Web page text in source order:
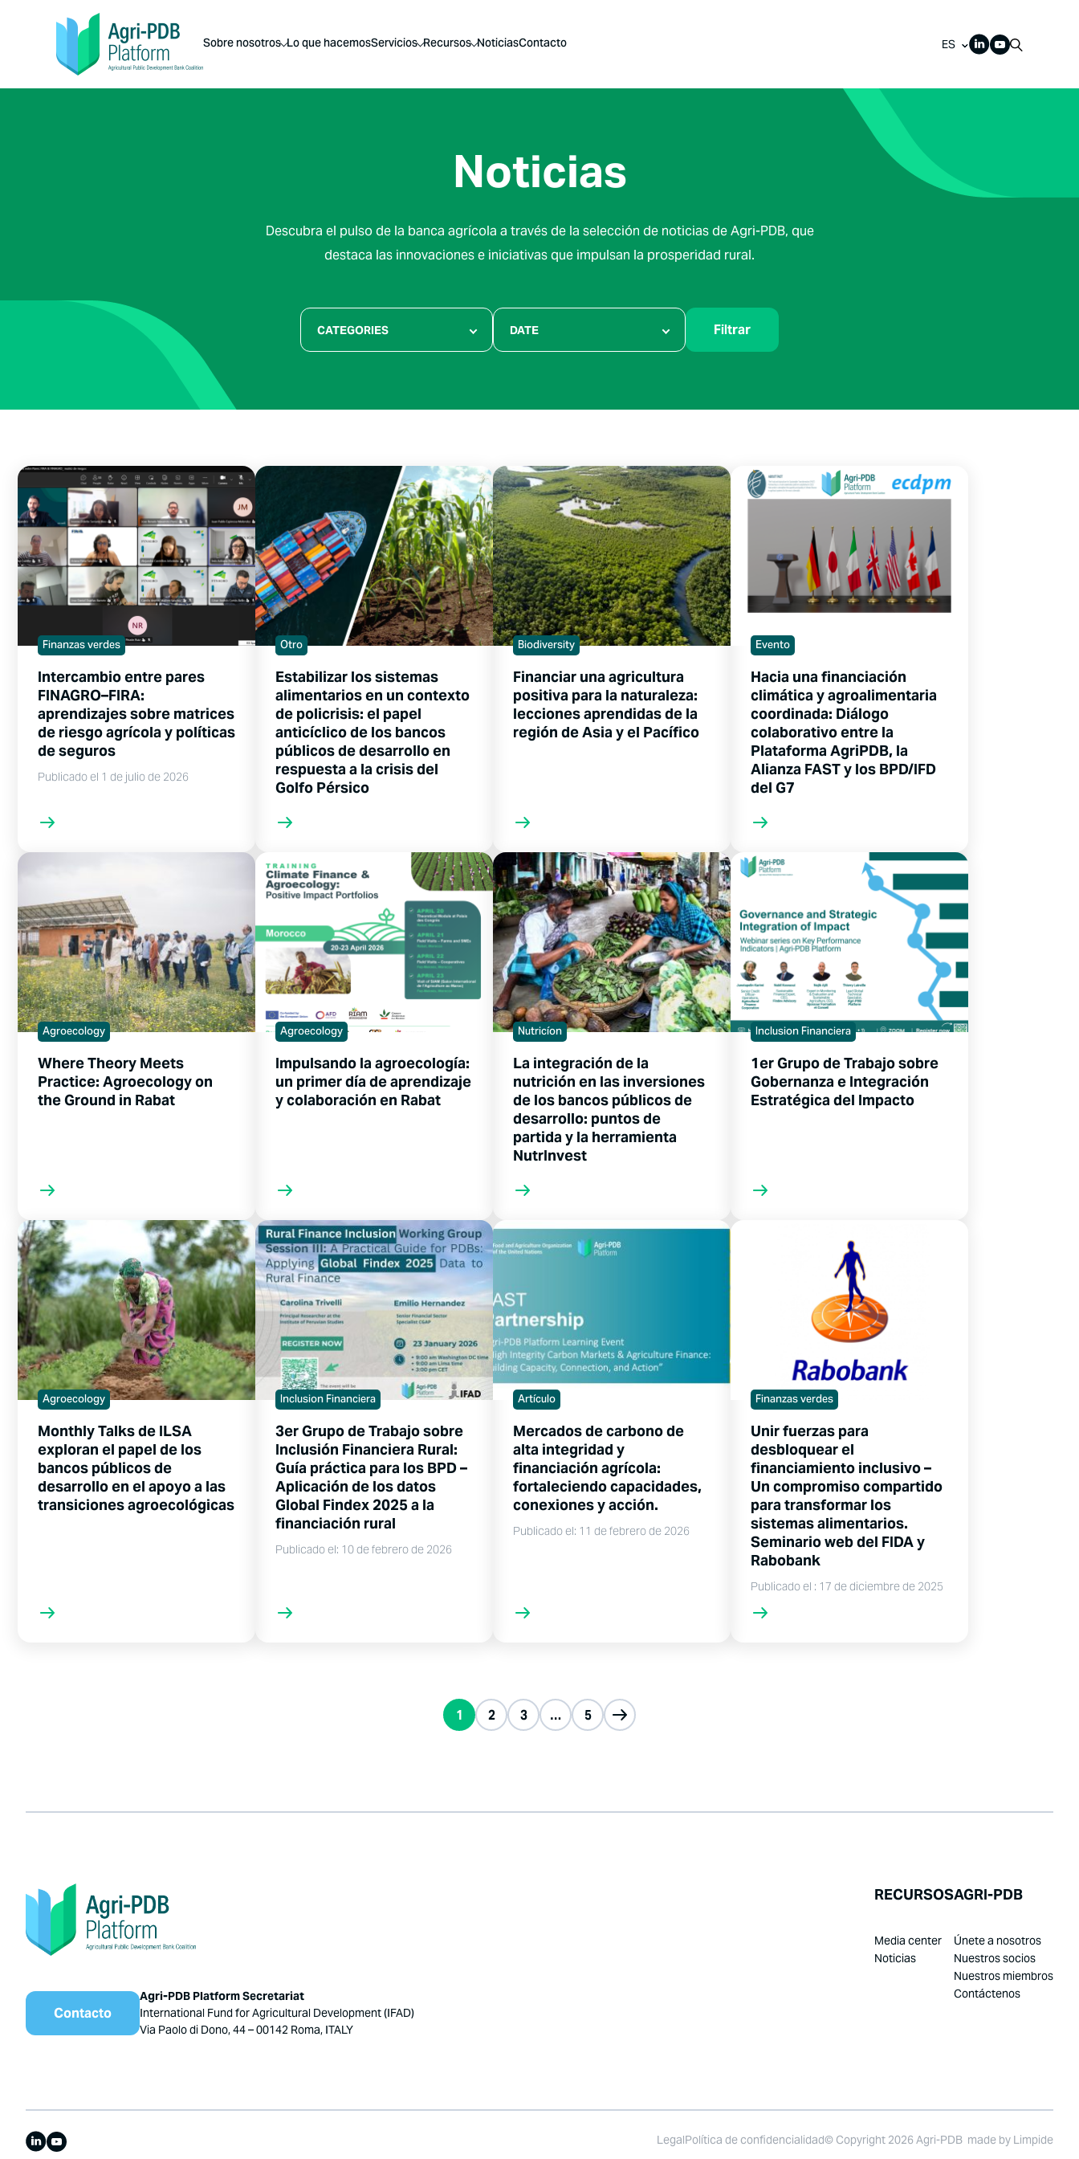
Sobre nosotros Lo que hacemosServicios Recursos NoticiasContacto ES
Noticias
Descubra el pulso de la banca agrícola a través de la selección de noticias de Agri-PDB, que
destaca las innovaciones e iniciativas que impulsan la prosperidad rural.
CATEGORIES DATE Filtrar
Finanzas verdes
Intercambio entre pares
FINAGRO–FIRA:
aprendizajes sobre matrices
de riesgo agrícola y políticas
de seguros
Publicado el 1 de julio de 2026
Otro
Estabilizar los sistemas
alimentarios en un contexto
de policrisis: el papel
anticíclico de los bancos
públicos de desarrollo en
respuesta a la crisis del
Golfo Pérsico
Biodiversity
Financiar una agricultura
positiva para la naturaleza:
lecciones aprendidas de la
región de Asia y el Pacífico
Evento
Hacia una financiación
climática y agroalimentaria
coordinada: Diálogo
colaborativo entre la
Plataforma AgriPDB, la
Alianza FAST y los BPD/IFD
del G7
Agroecology
Where Theory Meets
Practice: Agroecology on
the Ground in Rabat
Agroecology
Impulsando la agroecología:
un primer día de aprendizaje
y colaboración en Rabat
Nutricíon
La integración de la
nutrición en las inversiones
de los bancos públicos de
desarrollo: puntos de
partida y la herramienta
NutrInvest
Inclusion Financiera
1er Grupo de Trabajo sobre
Gobernanza e Integración
Estratégica del Impacto
Agroecology
Monthly Talks de ILSA
exploran el papel de los
bancos públicos de
desarrollo en el apoyo a las
transiciones agroecológicas
Inclusion Financiera
3er Grupo de Trabajo sobre
Inclusión Financiera Rural:
Guía práctica para los BPD –
Aplicación de los datos
Global Findex 2025 a la
financiación rural
Publicado el: 10 de febrero de 2026
Artículo
Mercados de carbono de
alta integridad y
financiación agrícola:
fortaleciendo capacidades,
conexiones y acción.
Publicado el: 11 de febrero de 2026
Finanzas verdes
Unir fuerzas para
desbloquear el
financiamiento inclusivo –
Un compromiso compartido
para transformar los
sistemas alimentarios.
Seminario web del FIDA y
Rabobank
Publicado el : 17 de diciembre de 2025
1 2 3 … 5
Contacto
Agri-PDB Platform Secretariat
International Fund for Agricultural Development (IFAD)
Via Paolo di Dono, 44 – 00142 Roma, ITALY
RECURSOS
Media center
Noticias
AGRI-PDB
Únete a nosotros
Nuestros socios
Nuestros miembros
Contáctenos
LegalPolítica de confidencialidad© Copyright 2026 Agri-PDB made by Limpide